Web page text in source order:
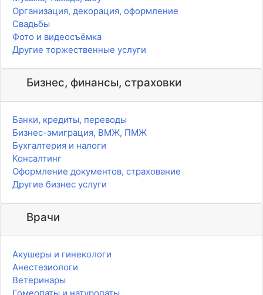
Организация, декорация, оформление
Свадьбы
Фото и видеосъёмка
Другие торжественные услуги
Бизнес, финансы, страховки
Банки, кредиты, переводы
Бизнес-эмиграция, ВМЖ, ПМЖ
Бухгалтерия и налоги
Консалтинг
Оформление документов, страхование
Другие бизнес услуги
Врачи
Акушеры и гинекологи
Анестезиологи
Ветеринары